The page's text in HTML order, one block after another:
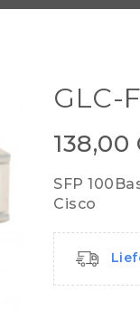
GLC-
138,00
SFP
Cisco